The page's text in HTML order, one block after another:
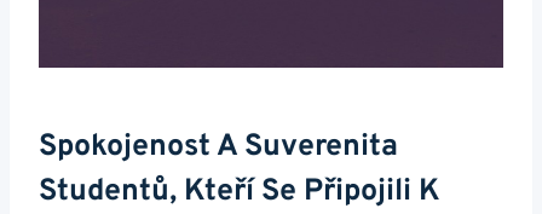
Spokojenost A Suverenita
Studentů, Kteří Se Připojili K